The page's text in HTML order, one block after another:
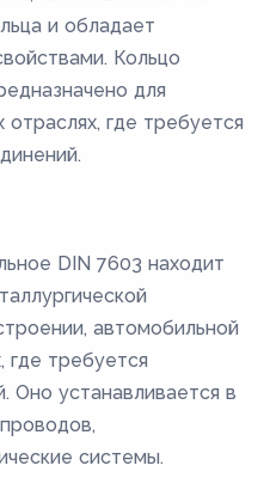
и обладает
Кольцо
для
отраслях, где требуется
DIN 7603 находит
автомобильной
где требуется
Оно устанавливается в
системы.